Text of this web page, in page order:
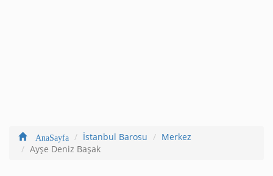
AnaSayfa İstanbul Barosu
Merkez
Ayşe Deniz Başak